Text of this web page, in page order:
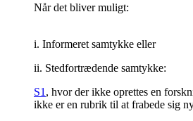
Når det bliver muligt:
i. Informeret samtykke eller
ii. Stedfortrædende samtykke:
S1 , hvor der ikke oprettes en
ikke er en rubrik til at frabede sig